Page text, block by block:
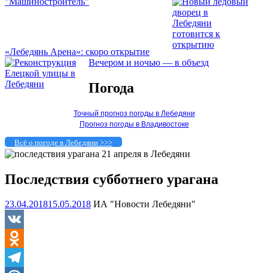
«Лебедянь Арена»: скоро открытие
Вечером и ночью — в объезд
Погода
Точный прогноз погоды в Лебедяни
Прогноз погоды в Владивостоке
Всё о погоде в Лебедяни >>>
Последствия субботнего урагана
23.04.201815.05.2018 ИА "Новости Лебедяни"
VK
Odnoklassniki